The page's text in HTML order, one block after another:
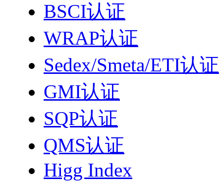
BSCI认证
WRAP认证
Sedex/Smeta/ETI认证
GMI认证
SQP认证
QMS认证
Higg Index